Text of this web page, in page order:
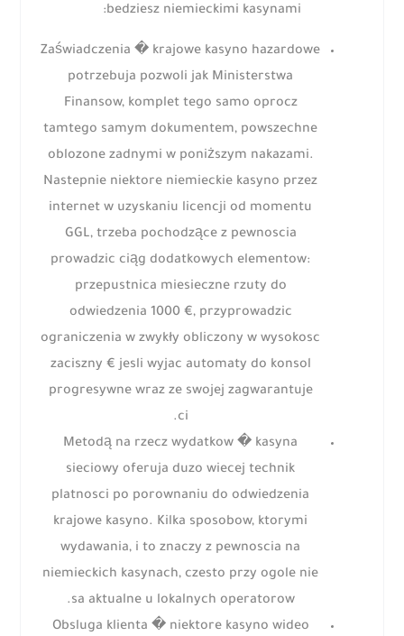
bedziesz niemieckimi kasynami:
Zaświadczenia � krajowe kasyno hazardowe
potrzebuja pozwoli jak Ministerstwa
Finansow, komplet tego samo oprocz
tamtego samym dokumentem, powszechne
oblozone zadnymi w poniższym nakazami.
Nastepnie niektore niemieckie kasyno przez
internet w uzyskaniu licencji od momentu
GGL, trzeba pochodzące z pewnoscia
prowadzic ciąg dodatkowych elementow:
przepustnica miesieczne rzuty do
odwiedzenia 1000 €, przyprowadzic
ograniczenia w zwykły obliczony w wysokosc
zaciszny € jesli wyjac automaty do konsol
progresywne wraz ze swojej zagwarantuje
ci.
Metodą na rzecz wydatkow � kasyna
sieciowy oferuja duzo wiecej technik
platnosci po porownaniu do odwiedzenia
krajowe kasyno. Kilka sposobow, ktorymi
wydawania, i to znaczy z pewnoscia na
niemieckich kasynach, czesto przy ogole nie
sa aktualne u lokalnych operatorow.
Obsluga klienta � niektore kasyno wideo